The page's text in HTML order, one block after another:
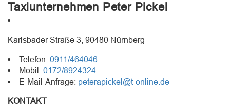
Taxiunternehmen Peter Pickel
Karlsbader Straße 3, 90480 Nürnberg
Telefon: 0911/464046
Mobil: 0172/8924324
E-Mail-Anfrage: peterapickel@t-online.de
KONTAKT